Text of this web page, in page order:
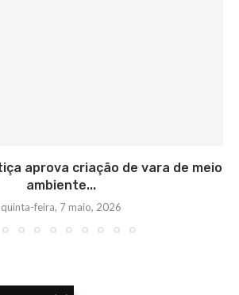
aprova criação de vara de meio
ambiente...
quinta-feira, 7 maio, 2026